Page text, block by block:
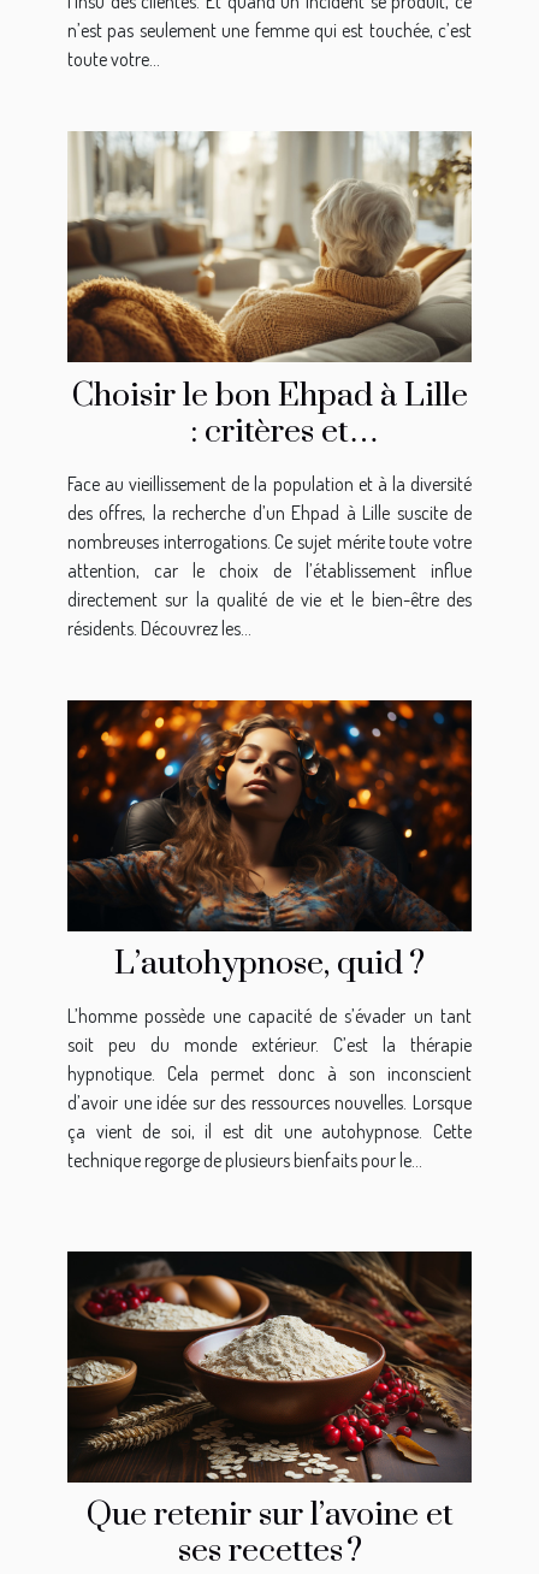
n’est pas seulement une femme qui est touchée, c’est
toute votre...
Choisir le bon Ehpad à Lille
: critères et
recommandations
Face au vieillissement de la population et à la diversité
des offres, la recherche d’un Ehpad à Lille suscite de
nombreuses interrogations. Ce sujet mérite toute votre
attention, car le choix de l’établissement influe
directement sur la qualité de vie et le bien-être des
résidents. Découvrez les...
L’autohypnose, quid ?
L’homme possède une capacité de s’évader un tant
soit peu du monde extérieur. C’est la thérapie
hypnotique. Cela permet donc à son inconscient
d’avoir une idée sur des ressources nouvelles. Lorsque
ça vient de soi, il est dit une autohypnose. Cette
technique regorge de plusieurs bienfaits pour le...
Que retenir sur l’avoine et
ses recettes ?